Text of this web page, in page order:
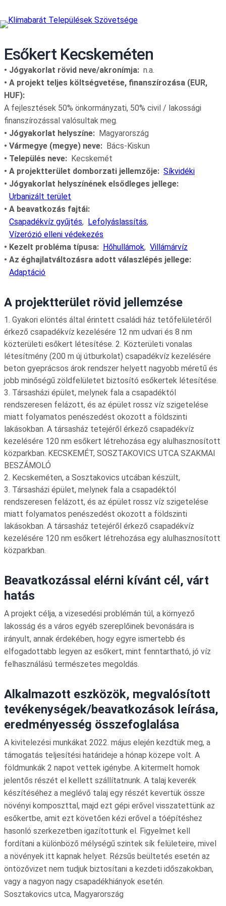
Esőkert Kecskeméten
Jógyakorlat rövid neve/akronímja
n.a.
• A projekt teljes költségvetése, finanszírozása (EUR,
HUF):
A fejlesztések 50% önkormányzati, 50% civil / lakossági
finanszírozással valósultak meg.
Jógyakorlat helyszíne
Magyarország
Vármegye (megye) neve
Bács-Kiskun
Település neve
Kecskemét
A projektterület domborzati jellemzője
Síkvidéki
Jógyakorlat helyszínének elsődleges jellege
Urbanizált terület
A beavatkozás fajtái
Csapadékvíz gyűjtés
Lefolyáslassítás
Vízerózió elleni védekezés
Kezelt probléma típusa
Hőhullámok Villámárvíz
Az éghajlatváltozásra adott válaszlépés jellege
Adaptáció
A projektterület rövid jellemzése
1. Gyakori elöntés által érintett családi ház tetőfelületéről
érkező csapadékvíz kezelésére 12 nm udvari és 8 nm
közterületi esőkert létesítése. 2. Közterületi vonalas
létesítmény (200 m új útburkolat) csapadékvíz kezelésére
beton gyeprácsos árok rendszer helyett nagyobb méretű és
jobb minőségű zöldfelületet biztosító esőkertek létesítése.
3. Társasházi épület, melynek fala a csapadéktól
rendszeresen felázott, és az épület rossz víz szigetelése
miatt folyamatos penészedést okozott a földszinti
lakásokban. A társasház tetejéről érkező csapadékvíz
kezelésére 120 nm esőkert létrehozása egy alulhasznosított
közparkban. KECSKEMÉT, SOSZTAKOVICS UTCA SZAKMAI
BESZÁMOLÓ
2. Kecskeméten, a Sosztakovics utcában készült,
3. Társasházi épület, melynek fala a csapadéktól
rendszeresen felázott, és az épület rossz víz szigetelése
miatt folyamatos penészedést okozott a földszinti
lakásokban. A társasház tetejéről érkező csapadékvíz
kezelésére 120 nm esőkert létrehozása egy alulhasznosított
közparkban.
Beavatkozással elérni kívánt cél, várt
hatás
A projekt célja, a vizesedési problémán túl, a környező
lakosság és a város egyéb szereplőinek bevonására is
irányult, annak érdekében, hogy egyre ismertebb és
elfogadottabb legyen az esőkert, mint fenntartható, jó víz
felhasználású természetes megoldás.
Alkalmazott eszközök, megvalósított
tevékenységek/beavatkozások leírása,
eredményesség összefoglalása
A kivitelezési munkákat 2022. május elején kezdtük meg, a
támogatás teljesítési határideje a hónap közepe volt. A
földmunkák 2 napot vettek igénybe. A kitermelt homok
jelentős részét el kellett szállítatnunk. A talaj keverék
készítéséhez a meglévő talaj egy részét kevertük össze
növényi komposzttal, majd ezt gépi erővel visszatettünk az
esőkertbe, amit ezt követően kézi erővel a tóépítéshez
hasonló szerkezetben igazítottunk el. Figyelmet kell
fordítani a különböző mélységű szintek sík felületeire, mivel
a növények itt kapnak helyet. Rézsűs beültetés esetén az
öntözővizet nem tudjuk biztosítani a kezdeti időszakokban,
vagy a nagyon nagy csapadékhiányok esetén.
Sosztakovics utca, Magyarország